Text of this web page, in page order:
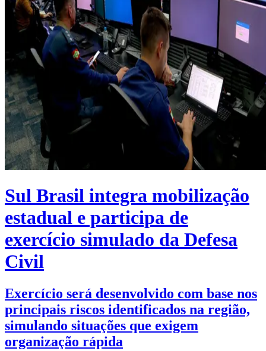
Sul Brasil integra mobilização
estadual e participa de
exercício simulado da Defesa
Civil
Exercício será desenvolvido com base nos
principais riscos identificados na região,
simulando situações que exigem
organização rápida